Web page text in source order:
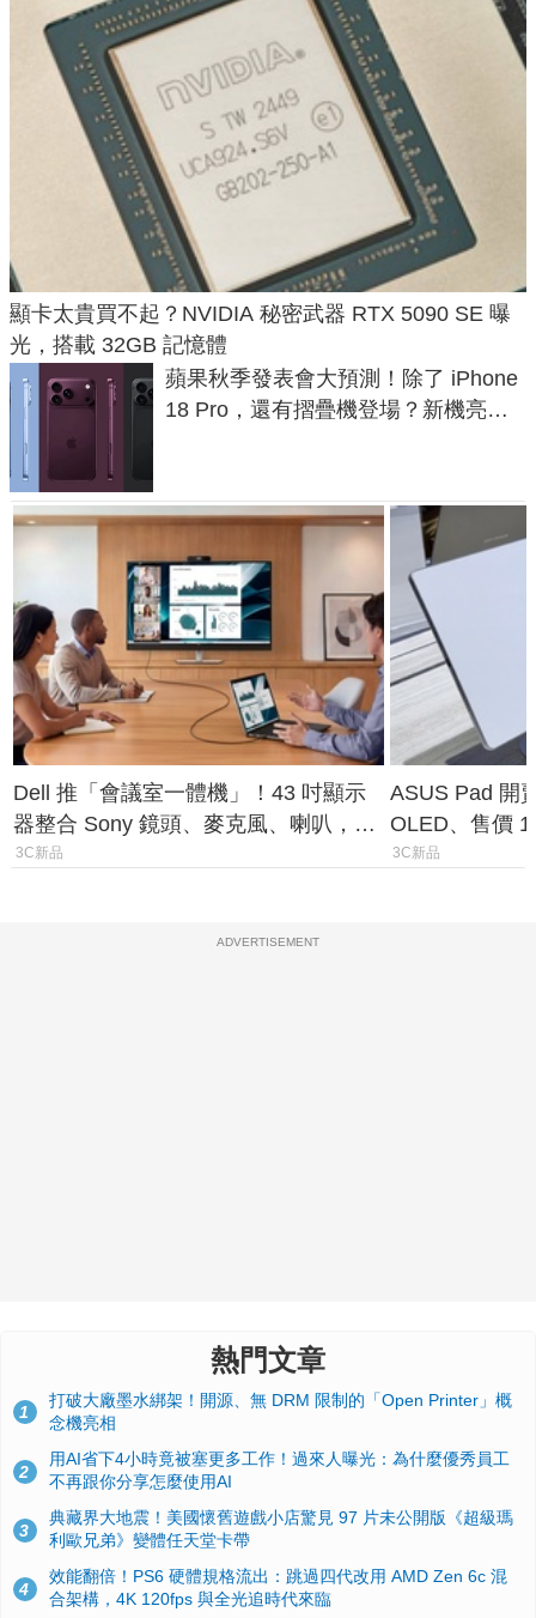
顯卡太貴買不起？NVIDIA 秘密武器 RTX 5090 SE 曝
光，搭載 32GB 記憶體
蘋果秋季發表會大預測！除了 iPhone
18 Pro，還有摺疊機登場？新機亮點
Dell 推「會議室一體機」！43 吋顯示
器整合 Sony 鏡頭、麥克風、喇叭，一
條 USB-C 就能開會
3C新品
ASUS Pad 開
OLED、售價
費最低 0 元入
3C新品
ADVERTISEMENT
熱門文章
1
打破大廠墨水綁架！開源、無 DRM 限制的「Open Printer」概
念機亮相
2
用AI省下4小時竟被塞更多工作！過來人曝光：為什麼優秀員工
不再跟你分享怎麼使用AI
3
典藏界大地震！美國懷舊遊戲小店驚見 97 片未公開版《超級瑪
利歐兄弟》變體任天堂卡帶
4
效能翻倍！PS6 硬體規格流出：跳過四代改用 AMD Zen 6c 混
合架構，4K 120fps 與全光追時代來臨